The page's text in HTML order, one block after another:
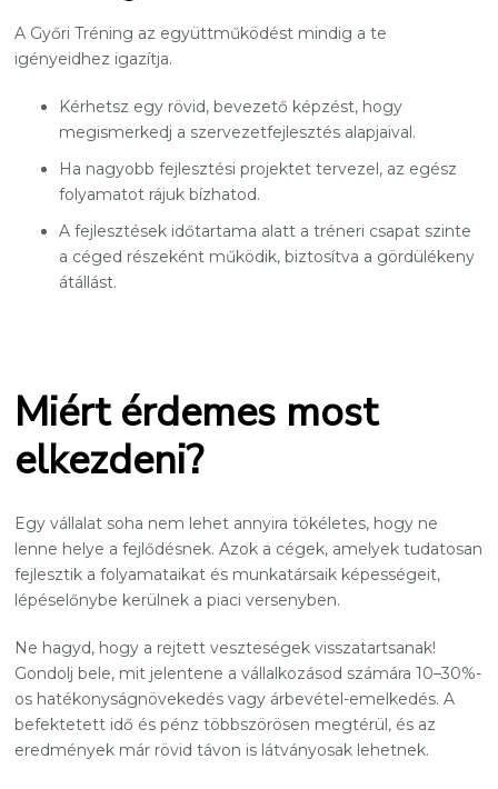
A Győri Tréning az együttműködést mindig a te
igényeidhez igazítja.
Kérhetsz egy rövid, bevezető képzést, hogy
megismerkedj a szervezetfejlesztés alapjaival.
Ha nagyobb fejlesztési projektet tervezel, az egész
folyamatot rájuk bízhatod.
A fejlesztések időtartama alatt a tréneri csapat szinte
a céged részeként működik, biztosítva a gördülékeny
átállást.
Miért érdemes most
elkezdeni?
Egy vállalat soha nem lehet annyira tökéletes, hogy ne
lenne helye a fejlődésnek. Azok a cégek, amelyek tudatosan
fejlesztik a folyamataikat és munkatársaik képességeit,
lépéselőnybe kerülnek a piaci versenyben.
Ne hagyd, hogy a rejtett veszteségek visszatartsanak!
Gondolj bele, mit jelentene a vállalkozásod számára 10–30%-
os hatékonyságnövekedés vagy árbevétel-emelkedés. A
befektetett idő és pénz többszörösen megtérül, és az
eredmények már rövid távon is látványosak lehetnek.